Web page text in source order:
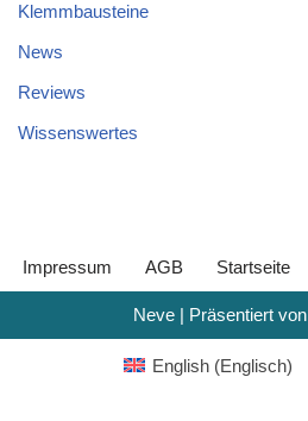
Klemmbausteine
News
Reviews
Wissenswertes
Impressum AGB Startseite
Neve | Präsentiert von
English(Englisch)